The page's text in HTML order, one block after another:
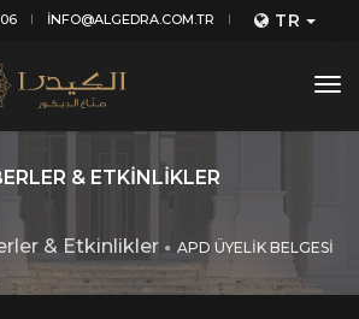
INFO@ALGEDRA.COM.TR TR
& ETKINLIKLER
& Etkinlikler APD ÜYELİK BELGESİ